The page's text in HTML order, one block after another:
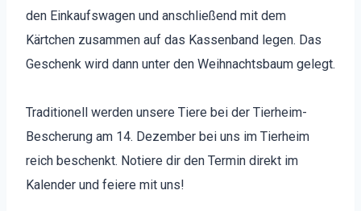
den Einkauf­swa­gen und anschließend mit dem
Kärtchen zusam­men auf das Kassen­band leg­en. Das
Geschenk wird dann unter den Wei­h­nachts­baum gelegt.
Tra­di­tionell wer­den unsere Tiere bei der Tier­heim-
Bescherung am 14. Dezem­ber bei uns im Tier­heim
reich beschenkt. Notiere dir den Ter­min direkt im
Kalen­der und feiere mit uns!